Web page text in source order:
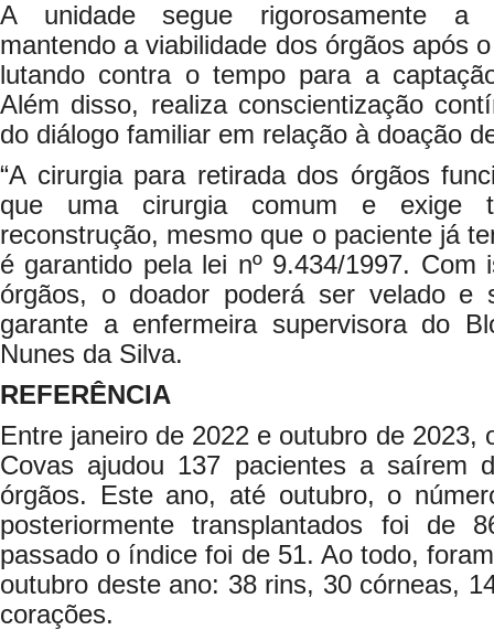
A unidade segue rigorosamente a
mantendo a viabilidade dos órgãos após
lutando contra o tempo para a
Além disso, realiza conscientização
do diálogo familiar em relação à doação
“A cirurgia para retirada dos órgãos
que uma cirurgia comum e exige
reconstrução, mesmo que o paciente já
é garantido pela lei nº 9.434/1997. Com
órgãos, o doador poderá ser velado e
garante a enfermeira supervisora do
Nunes da Silva.
REFERÊNCIA
Entre janeiro de 2022 e outubro de 2023,
Covas ajudou 137 pacientes a saírem
órgãos. Este ano, até outubro, o
posteriormente transplantados foi de
passado o índice foi de 51. Ao todo,
outubro deste ano: 38 rins, 30 córneas,
corações.